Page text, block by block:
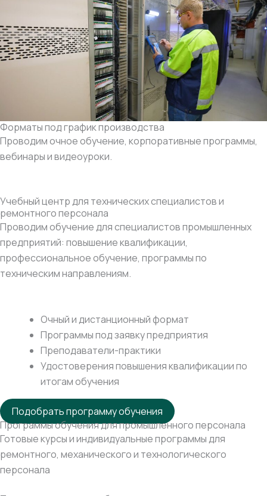
Форматы под график производства
Проводим очное обучение, корпоративные программы,
вебинары и видеоуроки.
Учебный центр для технических специалистов и
ремонтного персонала
Проводим обучение для специалистов промышленных
предприятий: повышение квалификации,
профессиональное обучение, программы по
техническим направлениям.
Очный и дистанционный формат
Программы под заявку предприятия
Преподаватели-практики
Удостоверения повышения квалификации по
итогам обучения
Подобрать программу обучения
Программы обучения для промышленного персонала
Готовые курсы и индивидуальные программы для
ремонтного, механического и технологического
персонала